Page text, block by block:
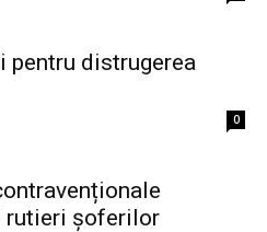
pentru distrugerea
0
șoferilor